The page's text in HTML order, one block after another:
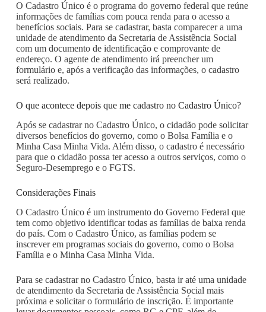
O Cadastro Único é o programa do governo federal que reúne
informações de famílias com pouca renda para o acesso a
benefícios sociais. Para se cadastrar, basta comparecer a uma
unidade de atendimento da Secretaria de Assistência Social
com um documento de identificação e comprovante de
endereço. O agente de atendimento irá preencher um
formulário e, após a verificação das informações, o cadastro
será realizado.
O que acontece depois que me cadastro no Cadastro Único?
Após se cadastrar no Cadastro Único, o cidadão pode solicitar
diversos benefícios do governo, como o Bolsa Família e o
Minha Casa Minha Vida. Além disso, o cadastro é necessário
para que o cidadão possa ter acesso a outros serviços, como o
Seguro-Desemprego e o FGTS.
Considerações Finais
O Cadastro Único é um instrumento do Governo Federal que
tem como objetivo identificar todas as famílias de baixa renda
do país. Com o Cadastro Único, as famílias podem se
inscrever em programas sociais do governo, como o Bolsa
Família e o Minha Casa Minha Vida.
Para se cadastrar no Cadastro Único, basta ir até uma unidade
de atendimento da Secretaria de Assistência Social mais
próxima e solicitar o formulário de inscrição. É importante